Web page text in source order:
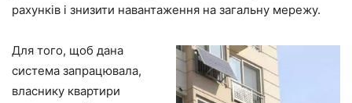
рахунків і знизити навантаження на загальну мережу.
Для того, щоб дана
система запрацювала,
власнику квартири